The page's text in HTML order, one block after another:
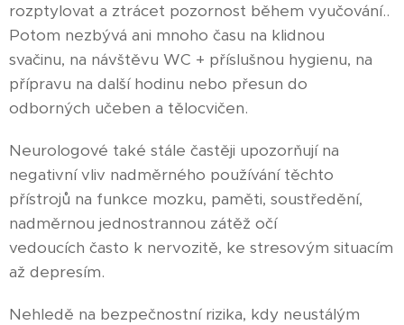
rozptylovat a ztrácet pozornost během vyučování..
Potom nezbývá ani mnoho času na klidnou
svačinu, na návštěvu WC + příslušnou hygienu, na
přípravu na další hodinu nebo přesun do
odborných učeben a tělocvičen.
Neurologové také stále častěji upozorňují na
negativní vliv nadměrného používání těchto
přístrojů na funkce mozku, paměti, soustředění,
nadměrnou jednostrannou zátěž očí
vedoucích často k nervozitě, ke stresovým situacím
až depresím.
Nehledě na bezpečnostní rizika, kdy neustálým